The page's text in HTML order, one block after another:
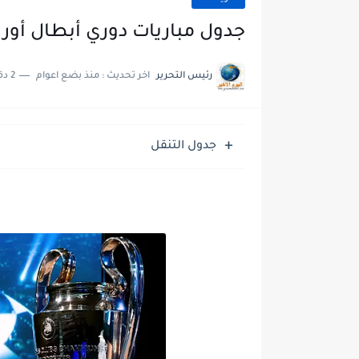
جدول مباريات دوري أبطال أوروبا 2022-23، والقنوات
رئيس التحرير اخر تحديث : منذ بضع اعوام 2 دقائق للقراءة
جدول التنقل